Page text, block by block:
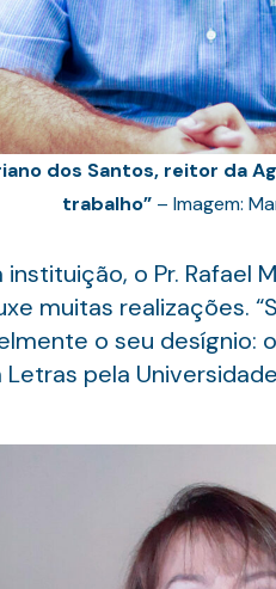
dos Santos, reitor da
trabalho” – Imagem:
o Pr. Rafael
muitas realizações.
o seu desígnio:
pela Universidade